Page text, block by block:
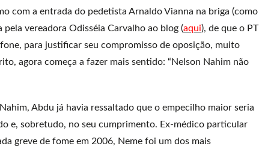
com a entrada do pedetista Arnaldo Vianna na briga (como
pela vereadora Odisséia Carvalho ao blog (aqui), de que o PT
para justificar seu compromisso de oposição, muito
agora começa a fazer mais sentido: “Nelson Nahim não
Abdu já havia ressaltado que o empecilho maior seria
e, sobretudo, no seu cumprimento. Ex-médico particular
greve de fome em 2006, Neme foi um dos mais